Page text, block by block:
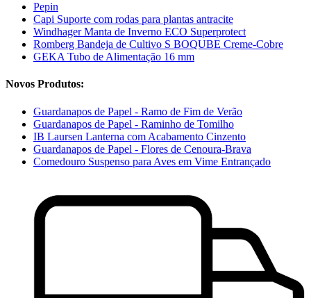
Pepin
Capi Suporte com rodas para plantas antracite
Windhager Manta de Inverno ECO Superprotect
Romberg Bandeja de Cultivo S BOQUBE Creme-Cobre
GEKA Tubo de Alimentação 16 mm
Novos Produtos:
Guardanapos de Papel - Ramo de Fim de Verão
Guardanapos de Papel - Raminho de Tomilho
IB Laursen Lanterna com Acabamento Cinzento
Guardanapos de Papel - Flores de Cenoura-Brava
Comedouro Suspenso para Aves em Vime Entrançado